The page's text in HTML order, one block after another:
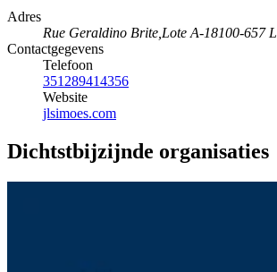
Adres
Rue Geraldino Brite,Lote A-18100-657
Contactgegevens
Telefoon
351289414356
Website
jlsimoes.com
Dichtstbijzijnde organisaties